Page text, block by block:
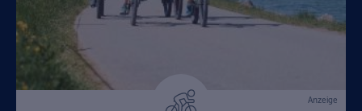
Anzeige